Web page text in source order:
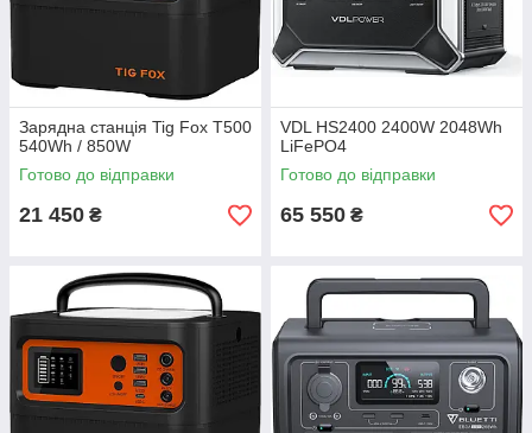
Зарядна станція Tig Fox T500
540Wh / 850W
Готово до відправки
21 450 ₴
VDL HS2400 2400W 2048Wh
LiFePO4
Готово до відправки
65 550 ₴